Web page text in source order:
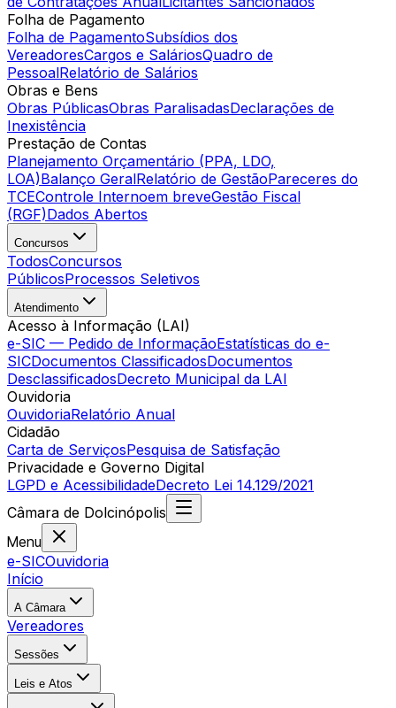
Folha de Pagamento
Folha de PagamentoSubsídios dos
VereadoresCargos e SaláriosQuadro de
PessoalRelatório de Salários
Obras e Bens
Obras PúblicasObras ParalisadasDeclarações de
Inexistência
Prestação de Contas
Planejamento Orçamentário (PPA, LDO,
LOA)Balanço GeralRelatório de GestãoPareceres do
TCEControle Internoem breveGestão Fiscal
(RGF)Dados Abertos
Concursos
TodosConcursos
PúblicosProcessos Seletivos
Atendimento
Acesso à Informação (LAI)
e-SIC — Pedido de InformaçãoEstatísticas do e-
SICDocumentos ClassificadosDocumentos
DesclassificadosDecreto Municipal da LAI
Ouvidoria
OuvidoriaRelatório Anual
Cidadão
Carta de ServiçosPesquisa de Satisfação
Privacidade e Governo Digital
LGPD e AcessibilidadeDecreto Lei 14.129/2021
Câmara de Dolcinópolis
Menu
e-SICOuvidoria
Início
A Câmara
Vereadores
Sessões
Leis e Atos